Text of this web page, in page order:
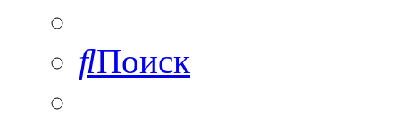
Поиск